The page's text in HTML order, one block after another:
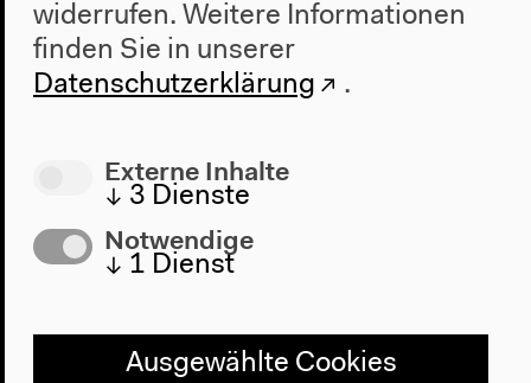
widerrufen. Weitere Informationen
finden Sie in unserer
Datenschutzerklärung
.
Externe Inhalte
↓ 3 Dienste
Notwendige
↓ 1 Dienst
Ausgewählte Cookies